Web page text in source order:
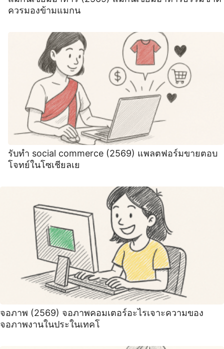
ควรมองข้ามแมกน
รับทำ social commerce (2569) แพลตฟอร์มขายตอบ
โจทย์ในโซเชียลเย
จอภาพ (2569) จอภาพคอมเตอร์อะไรเจาะความของ
จอภาพงานในประในเทคโ